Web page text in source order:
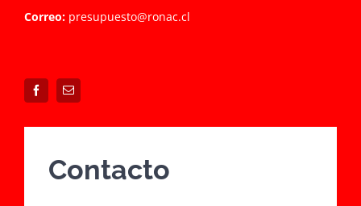
Correo: presupuesto@ronac.cl
Contacto